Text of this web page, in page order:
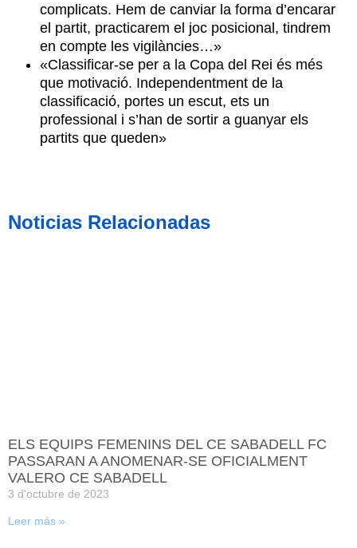
complicats. Hem de canviar la forma d’encarar
el partit, practicarem el joc posicional, tindrem
en compte les vigilàncies…»
«Classificar-se per a la Copa del Rei és més
que motivació. Independentment de la
classificació, portes un escut, ets un
professional i s’han de sortir a guanyar els
partits que queden»
Noticias Relacionadas
ELS EQUIPS FEMENINS DEL CE SABADELL FC
PASSARAN A ANOMENAR-SE OFICIALMENT
VALERO CE SABADELL
3 d'octubre de 2023
Leer más »